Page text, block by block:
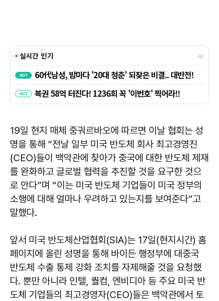
19일 현지 매체 중궈르바오에 따르면 이날 협회는 성
명을 통해 “전날 일부 미국 반도체 회사 최고경영진
(CEO)들이 백악관에 찾아가 중국에 대한 반도체 제재
를 완화하고 글로벌 협력을 추진할 것을 요구한 것으
로 안다”며 “이는 미국 반도체 기업들이 미국 정부의
소행에 대해 얼마나 우려하고 있는지를 보여준다”고
말했다.
앞서 미국 반도체산업협회(SIA)는 17일(현지시간) 홈
페이지에 올린 성명을 통해 바이든 행정부에 대중국
반도체 수출 통제 강화 조치를 자제해줄 것을 요청했
다. 뿐만 아니라 인텔, 퀄컴, 엔비디아 등 주요 미국 반
도체 기업들의 최고경영자(CEO)들은 백악관에서 토